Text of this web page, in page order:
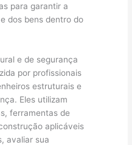
para garantir a
dos bens dentro do
e de segurança
por profissionais
estruturais e
Eles utilizam
ferramentas de
aplicáveis
avaliar sua